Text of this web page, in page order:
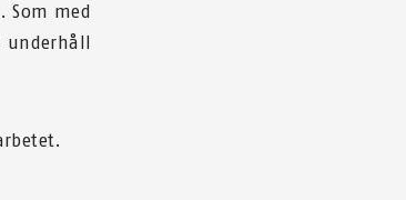
Som med
underhåll